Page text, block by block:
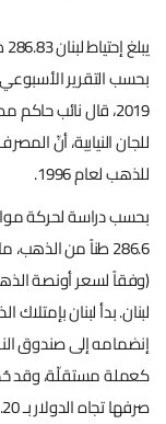
بحسب التقرير الأسبوعي
2019، قال نائب
للجان النيابية، أنّ
للذهب لعام 1996.
بحسب دراسة لحركة
(وفقاً لسعر أونصة
صرفها تجاه الدولار بـ 2.20 ليرة.